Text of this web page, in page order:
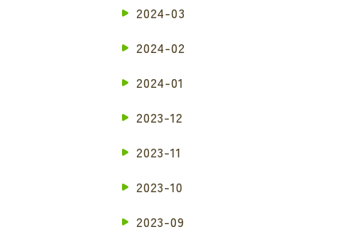
2024-03
2024-02
2024-01
2023-12
2023-11
2023-10
2023-09